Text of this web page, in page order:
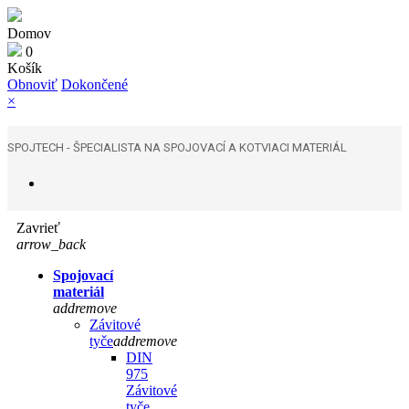
Domov
0
Košík
Obnoviť Dokončené
×
SPOJTECH - ŠPECIALISTA NA SPOJOVACÍ A KOTVIACI MATERIÁL
Zavrieť
arrow_back
Spojovací
materiál
addremove
Závitové
tyčeaddremove
DIN
975
Závitové